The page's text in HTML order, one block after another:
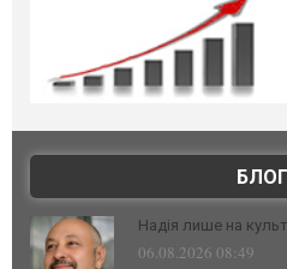
Надія лише на культ
06.08.2026 08:49